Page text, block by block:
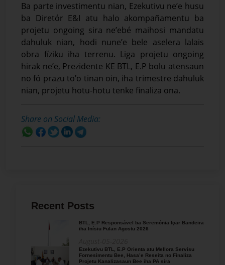
Ba parte investimentu nian, Ezekutivu ne’e husu
ba Diretór E&I atu halo akompañamentu ba
projetu ongoing sira ne’ebé maihosi mandatu
dahuluk nian, hodi nune’e bele aselera lalais
obra fíziku iha terrenu. Liga projetu ongoing
hirak ne’e, Prezidente KE BTL, E.P bolu atensaun
no fó prazu to’o tinan oin, iha trimestre dahuluk
nian, projetu hotu-hotu tenke finaliza ona.
Share on Social Media:
Recent Posts
BTL, E.P Responsável ba Seremónia Içar Bandeira
iha Inísiu Fulan Agostu 2026
Ezekutivu BTL, E.P Orienta atu Mellora Servisu
Fornesimentu Bee, Hasa’e Reseita no Finaliza
Projetu Kanalizasaun Bee iha PA sira